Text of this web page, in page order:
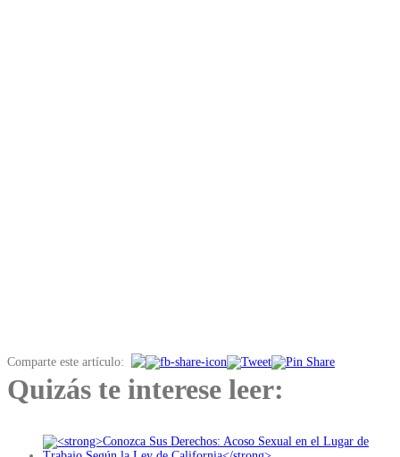
Comparte este artículo:
Quizás te interese leer: